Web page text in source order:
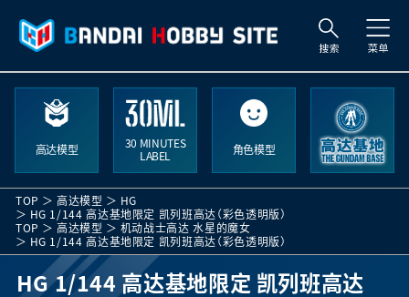
高达模型
30 MINUTES
LABEL
角色模型
TOP 高达模型
HG
HG 1/144 高达基地限定 凯列班高达（彩色透明版）
TOP
高达模型
机动战士高达 水星的魔女
HG 1/144 高达基地限定 凯列班高达（彩色透明版）
HG 1/144 高达基地限定 凯列班高达